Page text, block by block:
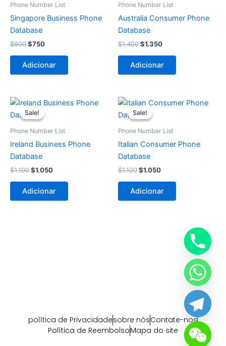
Phone Number List
Singapore Business Phone
Database
$800
$800.
$750
$750.
Adicionar
Phone Number List
Australia Consumer Phone
Database
$1.400
$1.400.
$1.350
$1.350.
Adicionar
Sale!
Sale!
Phone Number List
Ireland Business Phone
Database
$1.100
O
preço
original
$1.100.
$1.050
O
$1.050.
Adicionar
Sale!
Sale!
Phone Number List
Italian Consumer Phone
Database
$1.100
O
preço
original
$1.100.
$1.050
O
$1.050.
Adicionar
política de Privacidadesobre nósContate-nos
Política de ReembolsoMapa do site